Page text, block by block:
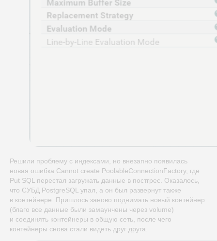
Решили проблему с индексами, но внезапно появилась
новая ошибка Cannot create PoolableConnectionFactory, где
Put SQL перестал загружать данные в постгрес. Оказалось,
что СУБД PostgreSQL упал, а он был развернут также
в контейнере. Пришлось заново поднимать новый контейнер
(благо все данные были замаунчены через volume)
и соединять контейнеры в общую сеть, после чего
контейнеры снова стали видеть друг друга.